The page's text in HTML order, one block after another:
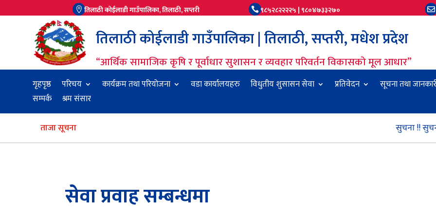
 तिलाठी कोईलाडी गाउँपालिका, तिलाठी, सप्तरी ९८५२८२२२२५ | ९८०४७३३२७० 
तिलाठी कोईलाडी गाउँपालिका | तिलाठी, सप्तरी, मधेश प्रदेश
“आर्थिक सामाजिक कृषि र पूर्वाधार सुशासन र व्यवहार परिवर्तन विकासको मूल आधार”
गृहपृष्ठ परिचय कार्यक्रम तथा परियोजना वडा कार्यालयहरु विधुतीय शुसासन सेवा प्रतिवेदन सूचना तथा
सम्पर्क
श्रम संसार
ताजा सूचना सुचना !! सुचना !!
सेवा प्रवाह सम्बन्धमा